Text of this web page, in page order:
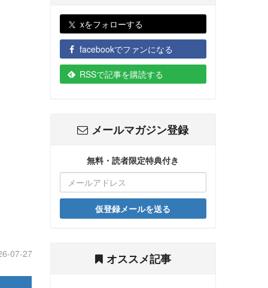
07-27
xをフォローする
facebookでファンになる
RSSで記事を購読する
メールマガジン登録
無料・読者限定特典付き
仮登録メールを送る
オススメ記事